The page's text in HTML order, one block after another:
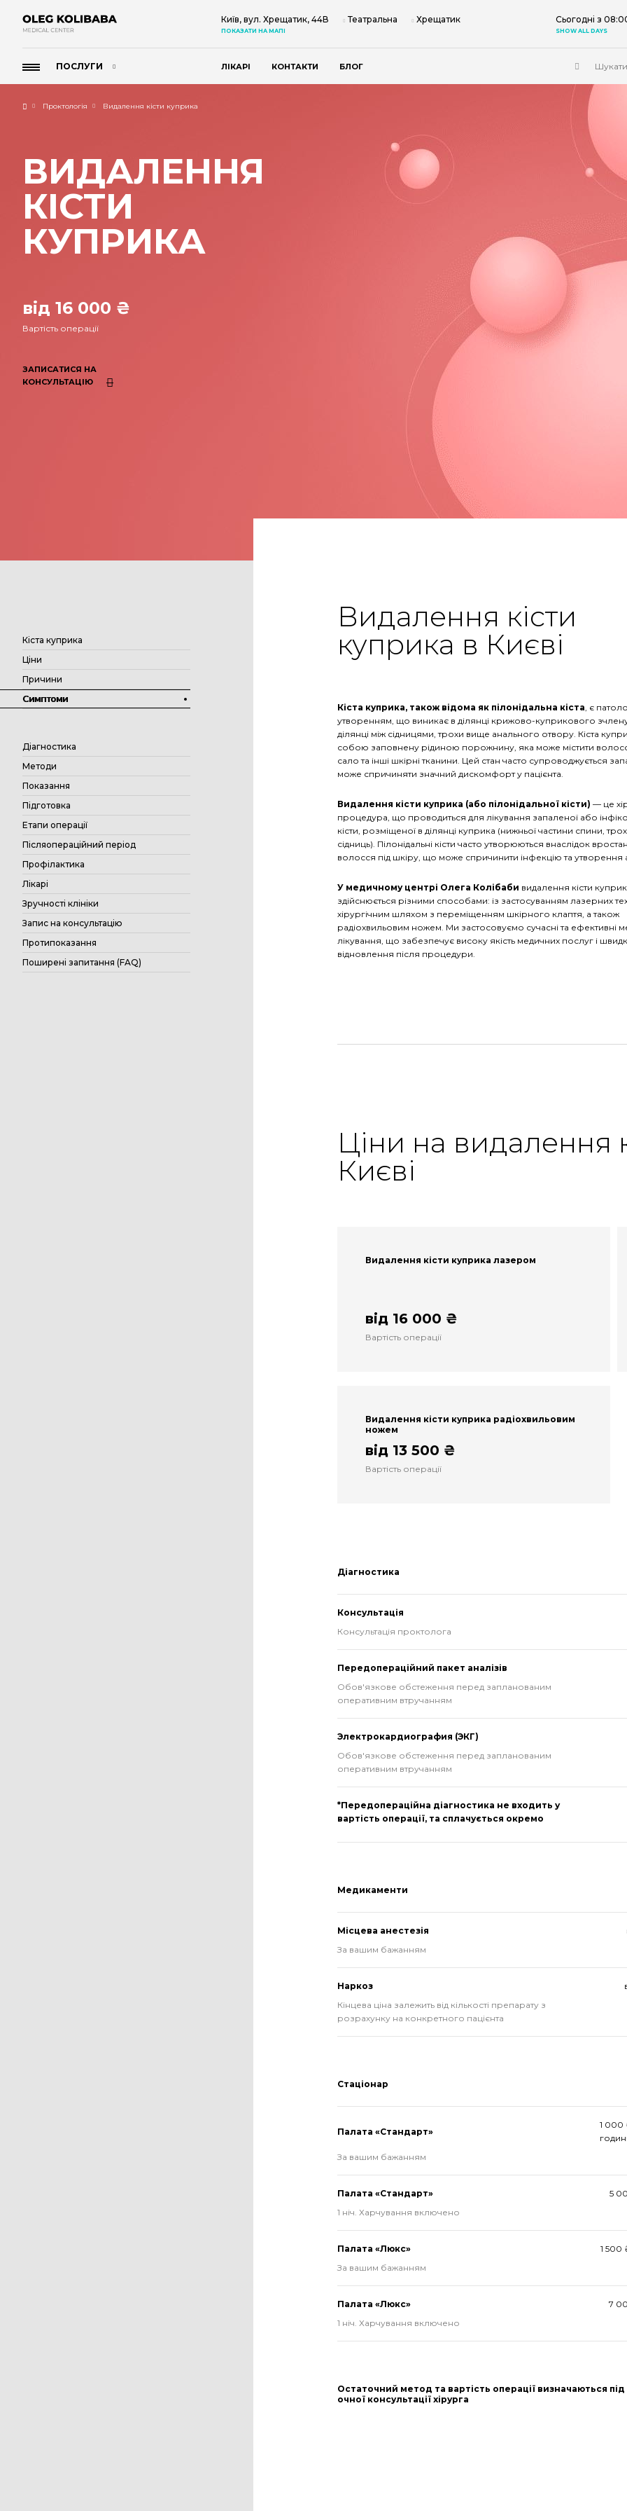
Київ, вул. Хрещатик, 44В
ПОКАЗАТИ НА МАПІ
Театральна Хрещатик Сьогодні з
SHOW ALL DAYS
ПОСЛУГИ ЛІКАРІ КОНТАКТИ БЛОГ
Проктологія Видалення кісти куприка
ВИДАЛЕННЯ
КІСТИ
КУПРИКА
від 16 000 ₴
Вартість операції
ЗАПИСАТИСЯ НА
КОНСУЛЬТАЦІЮ
Кіста куприка
Ціни
Причини
Симптоми
Діагностика
Методи
Показання
Підготовка
Етапи операції
Післяопераційний період
Профілактика
Лікарі
Зручності клініки
Запис на консультацію
Протипоказання
Поширені запитання (FAQ)
Видалення кісти
куприка в Києві
Кіста куприка, також відома як пілонідальна кіста, є
утворенням, що виникає в ділянці крижово-куприкового
ділянці між сідницями, трохи вище анального отвору. Кіста
собою заповнену рідиною порожнину, яка може містити
сало та інші шкірні тканини. Цей стан часто супроводжується
може спричиняти значний дискомфорт у пацієнта.
Видалення кісти куприка (або пілонідальної кісти) — це
процедура, що проводиться для лікування запаленої або
кісти, розміщеної в ділянці куприка (нижньої частини спини,
сідниць). Пілонідальні кісти часто утворюються внаслідок
волосся під шкіру, що може спричинити інфекцію та утворення
У медичному центрі Олега Колібаби видалення кісти
здійснюється різними способами: із застосуванням лазерних
хірургічним шляхом з переміщенням шкірного клаптя, а також
радіохвильовим ножем. Ми застосовуємо сучасні та ефективні
лікування, що забезпечує високу якість медичних послуг і
відновлення після процедури.
Ціни на видалення
Києві
Видалення кісти куприка лазером
від 16 000 ₴
Вартість операції
Видалення кісти куприка радіохвильовим
ножем
від 13 500 ₴
Вартість операції
Діагностика
Консультація
Консультація проктолога
Передопераційний пакет аналізів
Обов'язкове обстеження перед запланованим
оперативним втручанням
Электрокардиография (ЭКГ)
Обов'язкове обстеження перед запланованим
оперативним втручанням
*Передопераційна діагностика не входить у
вартість операції, та сплачується окремо
Медикаменти
Місцева анестезія
За вашим бажанням
Наркоз
Кінцева ціна залежить від кількості препарату з
розрахунку на конкретного пацієнта
Стаціонар
Палата «Стандарт»
1 000
За вашим бажанням
Палата «Стандарт»
5
1 ніч. Харчування включено
Палата «Люкс»
1 500
За вашим бажанням
Палата «Люкс»
7
1 ніч. Харчування включено
Остаточний метод та вартість операції визначаються під
очної консультації хірурга